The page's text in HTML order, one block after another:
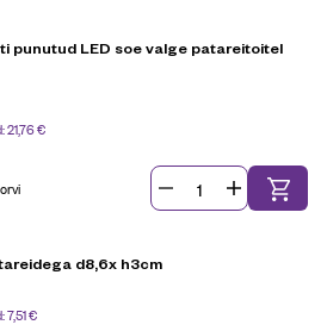
punutud LED soe valge patareitoitel
21,76€
d8,6x h3cm
7,51€